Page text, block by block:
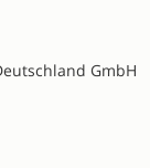
GmbH